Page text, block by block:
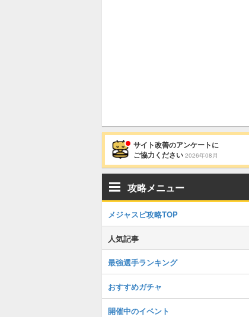
サイト改善のアンケートに
ご協力ください 2026年08月
攻略メニュー
メジャスピ攻略TOP
人気記事
最強選手ランキング
おすすめガチャ
開催中のイベント